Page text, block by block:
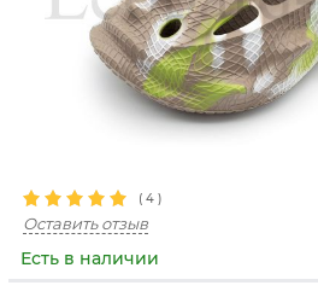
( 4 )
Оставить отзыв
Есть в наличии